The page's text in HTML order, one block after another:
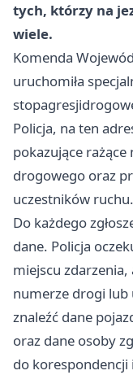
tych, którzy na
wiele.
Komenda
uruchomiła
Policja, na ten
pokazujące
drogowego oraz
uczestników ruchu.
Do każdego
dane. Policja
miejscu
numerze drogi lub
znaleźć dane
oraz dane osoby
do